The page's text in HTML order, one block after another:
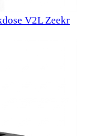
V2L Zeekr